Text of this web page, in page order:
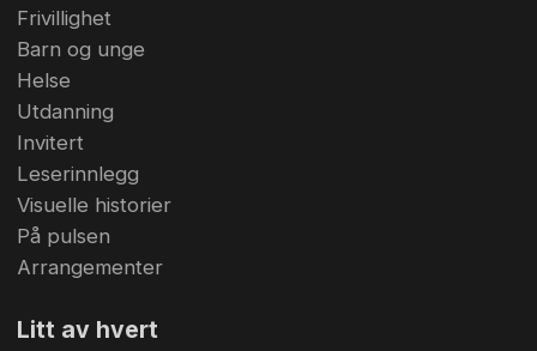
Frivillighet
Barn og unge
Helse
Utdanning
Invitert
Leserinnlegg
Visuelle historier
På pulsen
Arrangementer
Litt av hvert